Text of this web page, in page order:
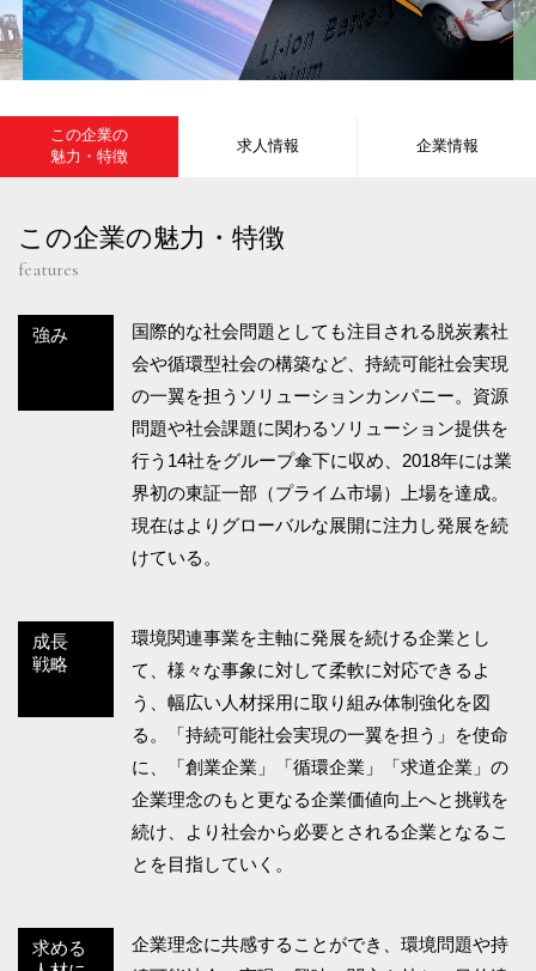
この企業の
魅力・特徴
求人情報 企業情報
この企業の魅力・特徴
features
強み
国際的な社会問題としても注目される脱炭素社
会や循環型社会の構築など、持続可能社会実現
の一翼を担うソリューションカンパニー。資源
問題や社会課題に関わるソリューション提供を
行う14社をグループ傘下に収め、2018年には業
界初の東証一部（プライム市場）上場を達成。
現在はよりグローバルな展開に注力し発展を続
けている。
成長
戦略
環境関連事業を主軸に発展を続ける企業とし
て、様々な事象に対して柔軟に対応できるよ
う、幅広い人材採用に取り組み体制強化を図
る。「持続可能社会実現の一翼を担う」を使命
に、「創業企業」「循環企業」「求道企業」の
企業理念のもと更なる企業価値向上へと挑戦を
続け、より社会から必要とされる企業となるこ
とを目指していく。
求める
企業理念に共感することができ、環境問題や持